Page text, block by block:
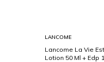
LANCOME
Lancome La Vie
Lotion 50 Ml + Edp